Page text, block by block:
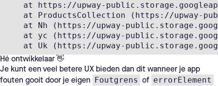
at https://upway-
at ProductsCollection (https://upway-
at Nh (https://upway-
at yc (https://upway-
at Uk (https://upway-
Hé ontwikkelaar 👋
Je kunt een veel betere UX bieden dan dit wanneer je app
fouten gooit door je eigen
Foutgrens of errorElement